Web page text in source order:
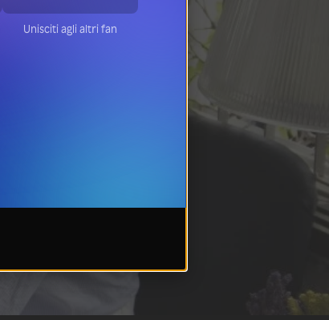
Unisciti agli altri fan